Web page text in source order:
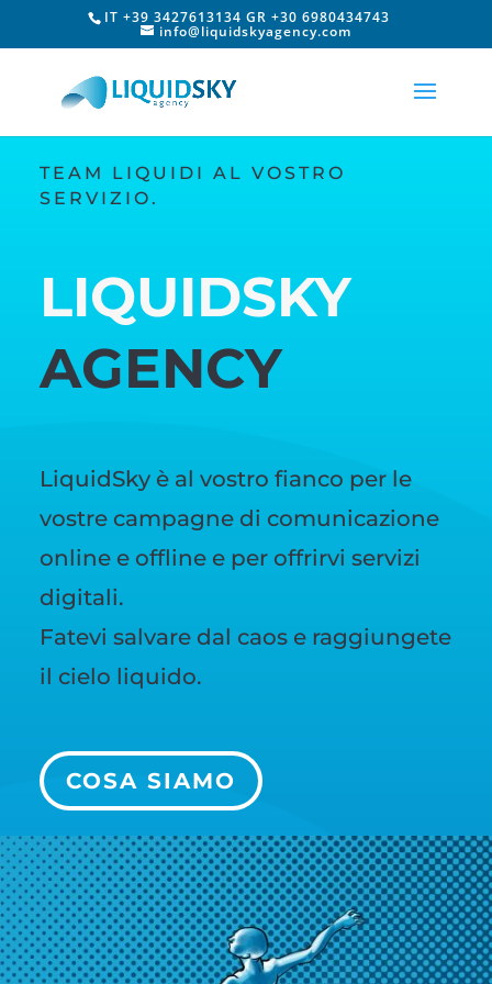
IT +39 3427613134 GR +30 6980434743
info@liquidskyagency.com
TEAM LIQUIDI AL VOSTRO
SERVIZIO.
LIQUIDSKY
AGENCY
LiquidSky è al vostro fianco per le
vostre campagne di comunicazione
online e offline e per offrirvi servizi
digitali.
Fatevi salvare dal caos e raggiungete
il cielo liquido.
COSA SIAMO